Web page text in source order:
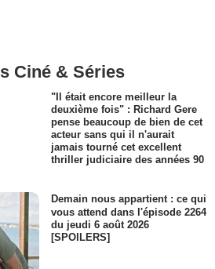
Ciné & Séries
"Il était encore meilleur la
deuxième fois" : Richard Gere
pense beaucoup de bien de cet
acteur sans qui il n'aurait
jamais tourné cet excellent
thriller judiciaire des années 90
Demain nous appartient : ce qui
vous attend dans l'épisode 2264
du jeudi 6 août 2026
[SPOILERS]